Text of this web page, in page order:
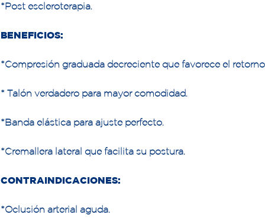
*Post escleroterapia.
BENEFICIOS:
*Compresión graduada decreciente que favorece el
* Talón verdadero para mayor comodidad.
*Banda elástica para ajuste perfecto.
*Cremallera lateral que facilita su postura.
CONTRAINDICACIONES:
*Oclusión arterial aguda.